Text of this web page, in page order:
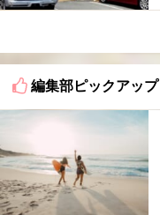
編集部ピックアップ